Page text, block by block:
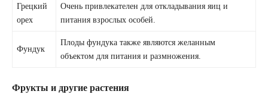
Грецкий
орех
Очень привлекателен для откладывания яиц и
питания взрослых особей.
Фундук
Плоды фундука также являются желанным
объектом для питания и размножения.
Фрукты и другие растения